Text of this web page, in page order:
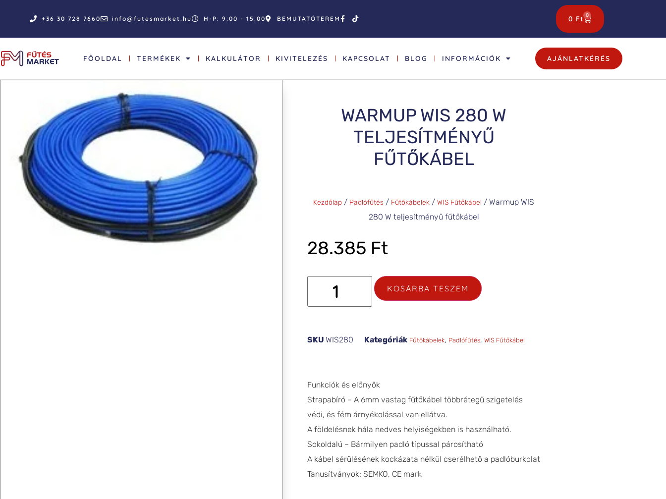
+36 30 728 7660 info@futesmarket.hu H-P: 9:00 - 15:00 BEMUTATÓTEREM 0 Ft 0
FŐOLDAL TERMÉKEK KALKULÁTOR KIVITELEZÉS KAPCSOLAT BLOG INFORMÁCIÓK AJÁNLATKÉRÉS
WARMUP WIS 280 W
TELJESÍTMÉNYŰ
FŰTŐKÁBEL
Kezdőlap / Padlófűtés / Fűtőkábelek / WIS Fűtőkábel / Warmup WIS
280 W teljesítményű fűtőkábel
28.385 Ft
KOSÁRBA TESZEM
SKU WIS280 Kategóriák Fűtőkábelek, Padlófűtés, WIS Fűtőkábel
Funkciók és előnyök
Strapabíró – A 6mm vastag fűtőkábel többrétegű szigetelés
védi, és fém árnyékolással van ellátva.
A földelésnek hála nedves helyiségekben is használható.
Sokoldalú – Bármilyen padló típussal párosítható
A kábel sérülésének kockázata nélkül cserélhető a padlóburkolat
Tanusítványok: SEMKO, CE mark